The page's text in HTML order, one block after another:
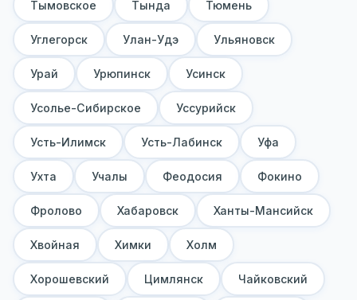
Тымовское Тында Тюмень
Углегорск Улан-Удэ Ульяновск
Урай Урюпинск Усинск
Усолье-Сибирское Уссурийск
Усть-Илимск Усть-Лабинск Уфа
Ухта Учалы Феодосия Фокино
Фролово Хабаровск Ханты-Мансийск
Хвойная Химки Холм
Хорошевский Цимлянск Чайковский